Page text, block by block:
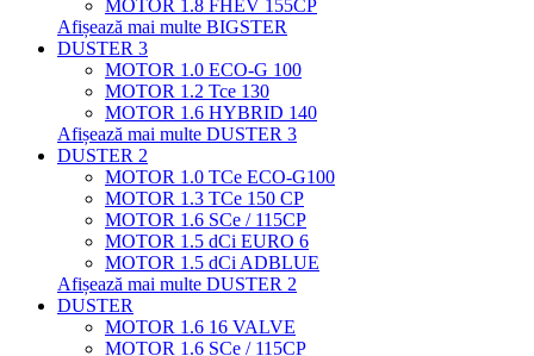
MOTOR 1.8 FHEV 155CP
Afișează mai multe BIGSTER
DUSTER 3
MOTOR 1.0 ECO-G 100
MOTOR 1.2 Tce 130
MOTOR 1.6 HYBRID 140
Afișează mai multe DUSTER 3
DUSTER 2
MOTOR 1.0 TCe ECO-G100
MOTOR 1.3 TCe 150 CP
MOTOR 1.6 SCe / 115CP
MOTOR 1.5 dCi EURO 6
MOTOR 1.5 dCi ADBLUE
Afișează mai multe DUSTER 2
DUSTER
MOTOR 1.6 16 VALVE
MOTOR 1.6 SCe / 115CP